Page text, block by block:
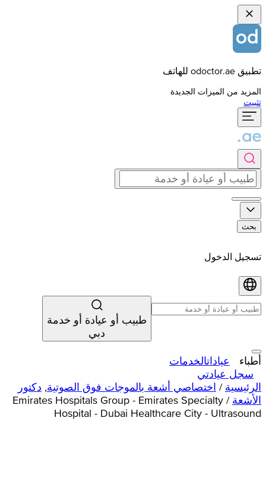
تطبيق odoctor.ae للهاتف
المزيد من الميزات الجديدة
تثبيت
بحث
تسجيل الدخول
طبيب أو عيادة أو خدمة
دبي
أطباء عياداتالخدمات
سجل عيادتي
الرئيسية / اختصاصي أشعة بالموجات فوق الصوتية, دكتور
الأشعة /
Emirates Hospitals Group - Emirates Specialty
Hospital - Dubai Healthcare City - Ultrasound